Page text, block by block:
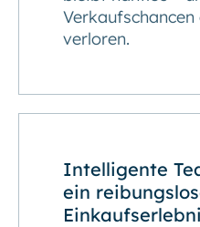
verloren.
Intelligente
ein